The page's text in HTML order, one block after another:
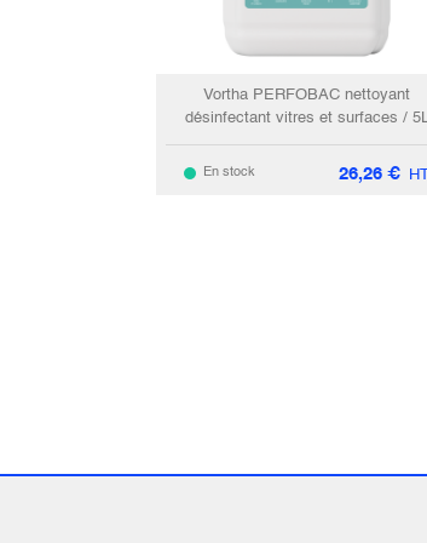
Vortha PERFOBAC nettoyant
désinfectant vitres et surfaces /
En stock 26,26 €